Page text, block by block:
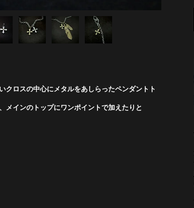
クロスの中心にメタルをあしらったペンダントト
メインのトップにワンポイントで加えたりと